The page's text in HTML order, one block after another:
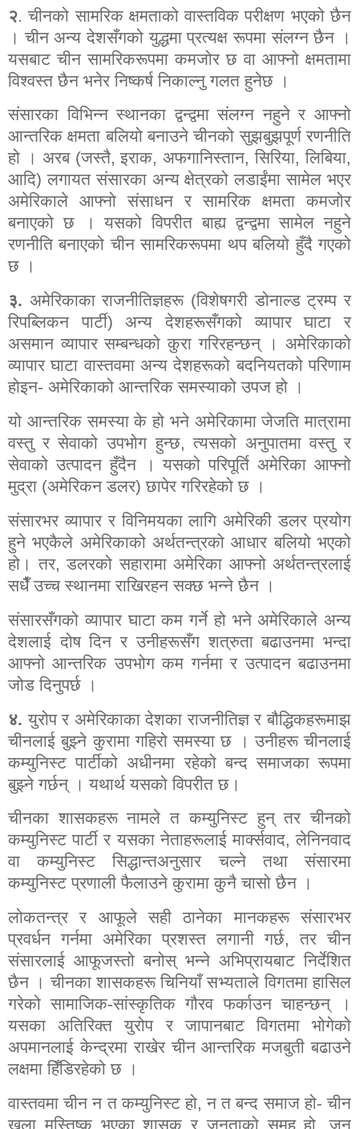
२.चीनको सामरिक क्षमताको वास्तविक परीक्षण भएको छैन
। चीन अन्य देशसँगको युद्धमा प्रत्यक्ष रूपमा संलग्न छैन ।
यसबाट चीन सामरिकरूपमा कमजोर छ वा आफ्नो क्षमतामा
विश्वस्त छैन भनेर निष्कर्ष निकाल्नु गलत हुनेछ ।
संसारका विभिन्न स्थानका द्वन्द्वमा संलग्न नहुने र आफ्नो
आन्तरिक क्षमता बलियो बनाउने चीनको सुझबुझपूर्ण रणनीति
हो । अरब (जस्तै,इराक,अफगानिस्तान,सिरिया,लिबिया,
आदि) लगायत संसारका अन्य क्षेत्रको लडाईंमा सामेल भएर
अमेरिकाले आफ्नो संसाधन र सामरिक क्षमता कमजोर
बनाएको छ । यसको विपरीत बाह्य द्वन्द्वमा सामेल नहुने
रणनीति बनाएको चीन सामरिकरूपमा थप बलियो हुँदै गएको
छ ।
३. अमेरिकाका राजनीतिज्ञहरू (विशेषगरी डोनाल्ड ट्रम्प र
रिपब्लिकन पार्टी) अन्य देशहरूसँगको व्यापार घाटा र
असमान व्यापार सम्बन्धको कुरा गरिरहन्छन् । अमेरिकाको
व्यापार घाटा वास्तवमा अन्य देशहरूको बदनियतको परिणाम
होइन- अमेरिकाको आन्तरिक समस्याको उपज हो ।
यो आन्तरिक समस्या के हो भने अमेरिकामा जेजति मात्रामा
वस्तु र सेवाको उपभोग हुन्छ,त्यसको अनुपातमा वस्तु र
सेवाको उत्पादन हुँदैन । यसको परिपूर्ति अमेरिका आफ्नो
मुद्रा (अमेरिकन डलर) छापेर गरिरहेको छ ।
संसारभर व्यापार र विनिमयका लागि अमेरिकी डलर प्रयोग
हुने भएकैले अमेरिकाको अर्थतन्त्रको आधार बलियो भएको
हो। तर,डलरको सहारामा अमेरिका आफ्नो अर्थतन्त्रलाई
सधैँ उच्च स्थानमा राखिरहन सक्छ भन्ने छैन ।
संसारसँगको व्यापार घाटा कम गर्ने हो भने अमेरिकाले अन्य
देशलाई दोष दिन र उनीहरूसँग शत्रुता बढाउनमा भन्दा
आफ्नो आन्तरिक उपभोग कम गर्नमा र उत्पादन बढाउनमा
जोड दिनुपर्छ ।
४. युरोप र अमेरिकाका देशका राजनीतिज्ञ र बौद्धिकहरूमाझ
चीनलाई बुझ्ने कुरामा गहिरो समस्या छ । उनीहरू चीनलाई
कम्युनिस्ट पार्टीको अधीनमा रहेको बन्द समाजका रूपमा
बुझ्ने गर्छन् । यथार्थ यसको विपरीत छ।
चीनका शासकहरू नामले त कम्युनिस्ट हुन् तर चीनको
कम्युनिस्ट पार्टी र यसका नेताहरूलाई मार्क्सवाद,लेनिनवाद
वा कम्युनिस्ट सिद्धान्तअनुसार चल्ने तथा संसारमा
कम्युनिस्ट प्रणाली फैलाउने कुरामा कुनै चासो छैन ।
लोकतन्त्र र आफूले सही ठानेका मानकहरू संसारभर
प्रवर्धन गर्नमा अमेरिका प्रशस्त लगानी गर्छ,तर चीन
संसारलाई आफूजस्तो बनोस् भन्ने अभिप्रायबाट निर्देशित
छैन । चीनका शासकहरू चिनियाँ सभ्यताले विगतमा हासिल
गरेको सामाजिक-सांस्कृतिक गौरव फर्काउन चाहन्छन् ।
यसका अतिरिक्त युरोप र जापानबाट विगतमा भोगेको
अपमानलाई केन्द्रमा राखेर चीन आन्तरिक मजबुती बढाउने
लक्षमा हिँडिरहेको छ ।
वास्तवमा चीन न त कम्युनिस्ट हो,न त बन्द समाज हो- चीन
खुला मस्तिष्क भएका शासक र जनताको समूह हो ,जुन